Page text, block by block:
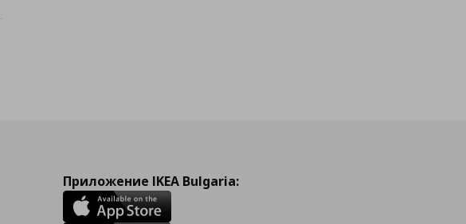
Приложение IKEA Bulgaria: